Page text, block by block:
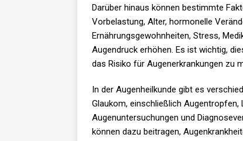
Darüber hinaus können bestimmte
Vorbelastung, Alter, hormonelle
Ernährungsgewohnheiten, Stress,
Augendruck erhöhen. Es ist wichtig,
das Risiko für Augenerkrankungen zu
In der Augenheilkunde gibt es
Glaukom, einschließlich Augentropfen,
Augenuntersuchungen und
können dazu beitragen,